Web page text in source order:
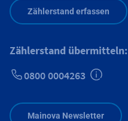
Zählerstand erfassen
Zählerstand übermitteln:
0800 0004263
Mainova Newsletter